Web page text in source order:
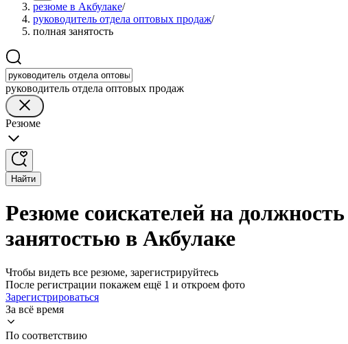
резюме в Акбулаке/
руководитель отдела оптовых продаж/
полная занятость
руководитель отдела оптовых продаж
Резюме
Найти
Резюме соискателей на
занятостью в Акбулаке
Чтобы видеть все резюме, зарегистрируйтесь
После регистрации покажем ещё 1 и откроем фото
Зарегистрироваться
За всё время
По соответствию